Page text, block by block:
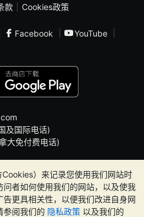
）来记录您使用我们网站时
者如何使用我们的网站，以及使我
更具相关性，以便我们改进自身网
参阅我们的 隐私政策 以及我们的
款
Cookies政策
Facebook
YouTube
及国际电话)
大免付费电话)
周一至周五